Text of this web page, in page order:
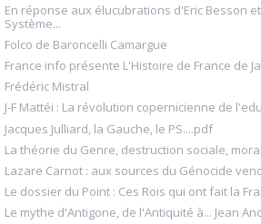
En réponse aux élucubrations d'Eric Besson
Système...
Folco de Baroncelli Camargue
France info présente L'Histoire de France de
Frédéric Mistral
J-F Mattéi : La révolution copernicienne de
Jacques Julliard, la Gauche, le PS....pdf
La théorie du Genre, destruction sociale,
Lazare Carnot : aux sources du Génocide
Le dossier du Point : Ces Rois qui ont fait la
Le mythe d'Antigone, de l'Antiquité à... Jean